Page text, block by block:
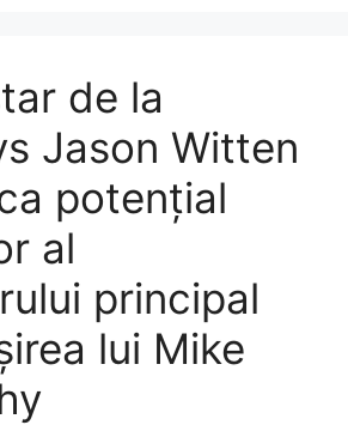
de la
Jason Witten
potențial
al
principal
lui Mike